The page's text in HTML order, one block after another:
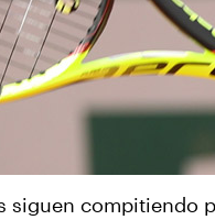
siguen compitiendo